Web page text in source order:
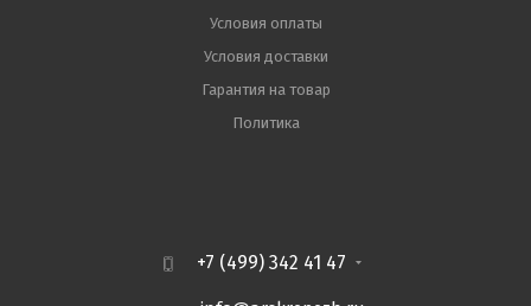
Условия оплаты
Условия доставки
Гарантия на товар
Политика
+7 (499) 342 41 47